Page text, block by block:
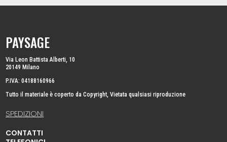
PAYSAGE
Via Leon Battista Alberti, 10
20149 Milano
P.IVA: 04188160966
Tutto il materiale è coperto da Copyright, Vietata qualsiasi riproduzione
SPEDIZIONI
CONTATTI